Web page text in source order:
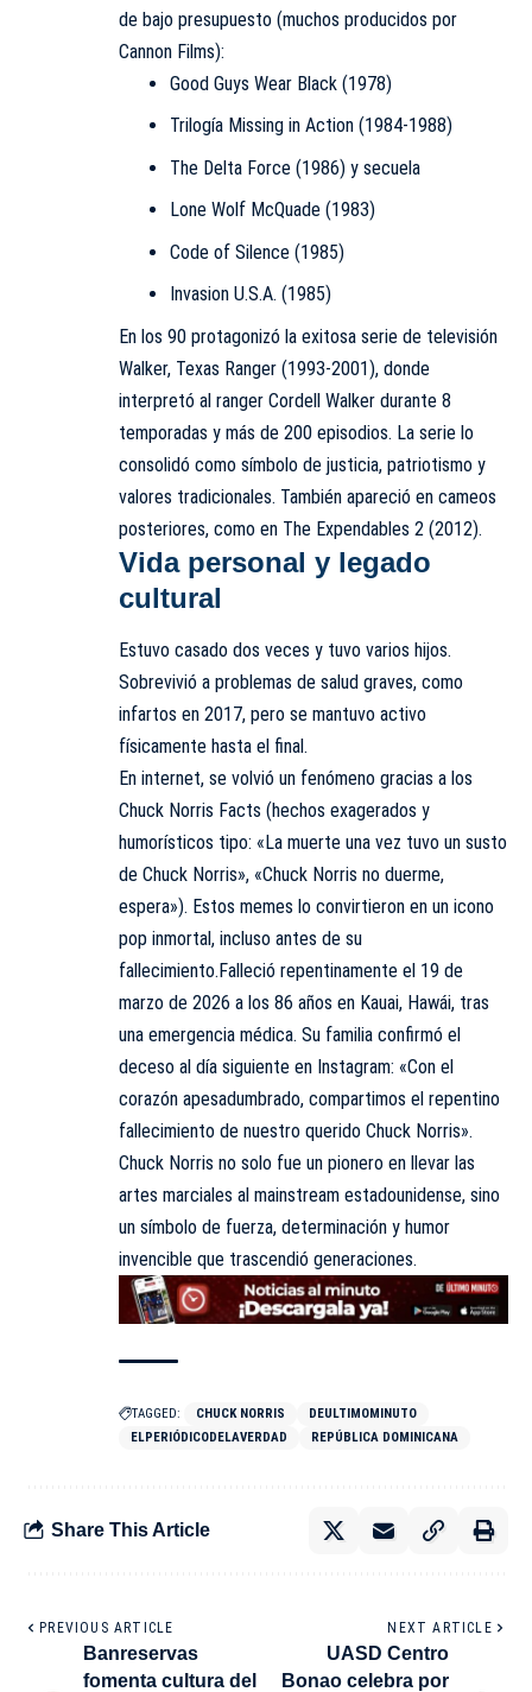
de bajo presupuesto (muchos producidos por
Cannon Films):
Good Guys Wear Black (1978)
Trilogía Missing in Action (1984-1988)
The Delta Force (1986) y secuela
Lone Wolf McQuade (1983)
Code of Silence (1985)
Invasion U.S.A. (1985)
En los 90 protagonizó la exitosa serie de televisión
Walker, Texas Ranger (1993-2001), donde
interpretó al ranger Cordell Walker durante 8
temporadas y más de 200 episodios. La serie lo
consolidó como símbolo de justicia, patriotismo y
valores tradicionales. También apareció en cameos
posteriores, como en The Expendables 2 (2012).
Vida personal y legado
cultural
Estuvo casado dos veces y tuvo varios hijos.
Sobrevivió a problemas de salud graves, como
infartos en 2017, pero se mantuvo activo
físicamente hasta el final.
En internet, se volvió un fenómeno gracias a los
Chuck Norris Facts (hechos exagerados y
humorísticos tipo: «La muerte una vez tuvo un susto
de Chuck Norris», «Chuck Norris no duerme,
espera»). Estos memes lo convirtieron en un icono
pop inmortal, incluso antes de su
fallecimiento.Falleció repentinamente el 19 de
marzo de 2026 a los 86 años en Kauai, Hawái, tras
una emergencia médica. Su familia confirmó el
deceso al día siguiente en Instagram: «Con el
corazón apesadumbrado, compartimos el repentino
fallecimiento de nuestro querido Chuck Norris».
Chuck Norris no solo fue un pionero en llevar las
artes marciales al mainstream estadounidense, sino
un símbolo de fuerza, determinación y humor
invencible que trascendió generaciones.
TAGGED: CHUCK NORRIS
DEULTIMOMINUTO
ELPERIÓDICODELAVERDAD
REPÚBLICA DOMINICANA
Share This Article
PREVIOUS ARTICLE
Banreservas
fomenta cultura del
NEXT ARTICLE
UASD Centro
Bonao celebra por